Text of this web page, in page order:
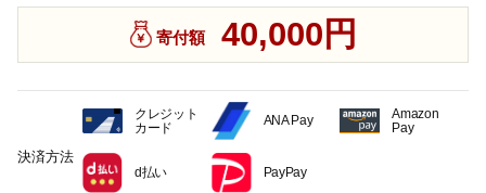
寄付額 40,000円
決済方法
クレジット
カード
ANA Pay
Amazon
Pay
d払い PayPay